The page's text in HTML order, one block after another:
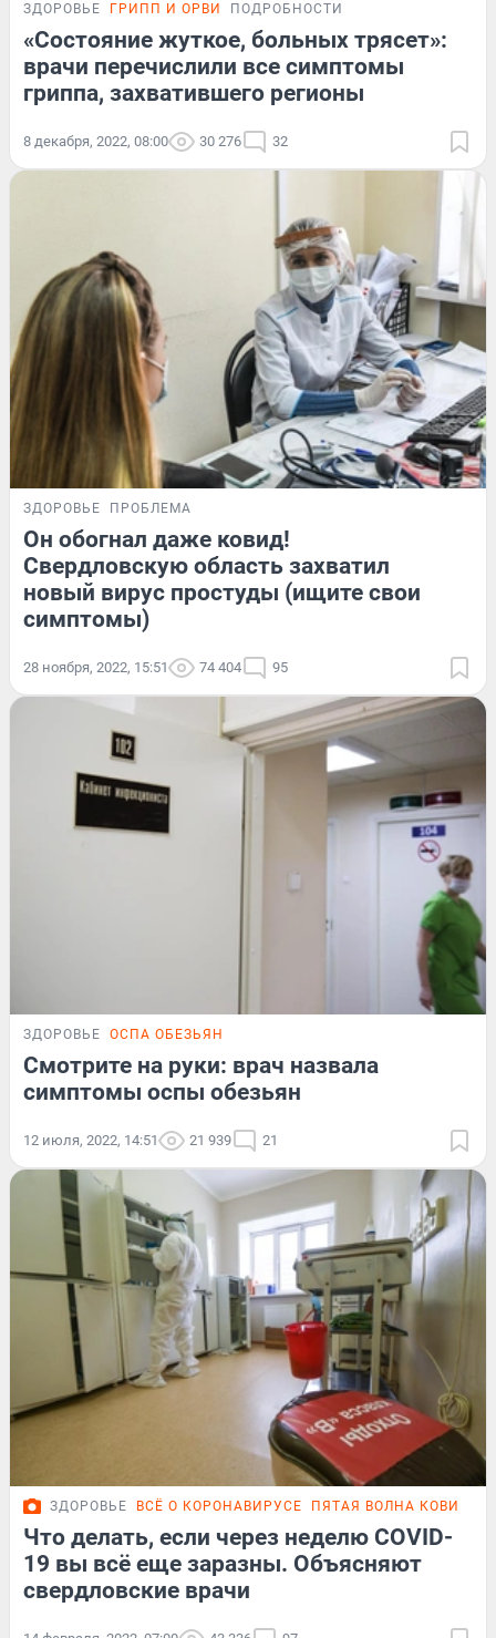
ЗДОРОВЬЕ ГРИПП И ОРВИ ПОДРОБНОСТИ
«Состояние жуткое, больных трясет»:
врачи перечислили все симптомы
гриппа, захватившего регионы
8 декабря, 2022, 08:00 30 276 32
ЗДОРОВЬЕ ПРОБЛЕМА
Он обогнал даже ковид!
Свердловскую область захватил
новый вирус простуды (ищите свои
симптомы)
28 ноября, 2022, 15:51 74 404 95
ЗДОРОВЬЕ ОСПА ОБЕЗЬЯН
Смотрите на руки: врач назвала
симптомы оспы обезьян
12 июля, 2022, 14:51 21 939 21
ЗДОРОВЬЕ ВСЁ О КОРОНАВИРУСЕ ПЯТАЯ ВОЛНА КОВИДА
Что делать, если через неделю COVID-
19 вы всё еще заразны. Объясняют
свердловские врачи